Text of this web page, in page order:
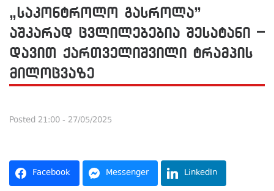
„საკონტროლო გასროლა”
აშკარად ცვლილებებია შესატანი –
დავით ქართველიშვილი ტრამპის
მილოცვაზე
Posted 21:00 - 27/05/2025
Facebook Messenger LinkedIn